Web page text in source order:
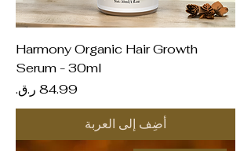
Harmony Organic Hair Growth
Serum - 30ml
السعر
أضِف إلى العربة